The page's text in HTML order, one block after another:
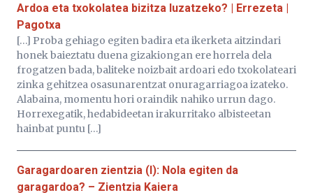
Ardoa eta txokolatea bizitza luzatzeko? | Errezeta |
Pagotxa
[…] Proba gehiago egiten badira eta ikerketa aitzindari
honek baieztatu duena gizakiongan ere horrela dela
frogatzen bada, baliteke noizbait ardoari edo txokolateari
zinka gehitzea osasunarentzat onuragarriagoa izateko.
Alabaina, momentu hori oraindik nahiko urrun dago.
Horrexegatik, hedabideetan irakurritako albisteetan
hainbat puntu […]
Garagardoaren zientzia (I): Nola egiten da
garagardoa? – Zientzia Kaiera